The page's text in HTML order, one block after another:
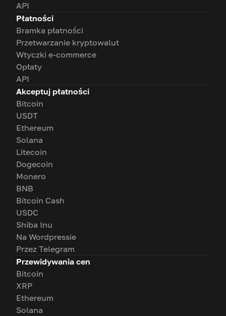
API
Płatności
Bramka płatności
Przetwarzanie kryptowalut
Wtyczki e-commerce
Opłaty
API
Akceptuj płatności
Bitcoin
USDT
Ethereum
Solana
Litecoin
Dogecoin
Monero
BNB
Bitcoin Cash
USDC
Shiba Inu
Na Wordpressie
Przez Telegram
Przewidywania cen
Bitcoin
XRP
Ethereum
Solana